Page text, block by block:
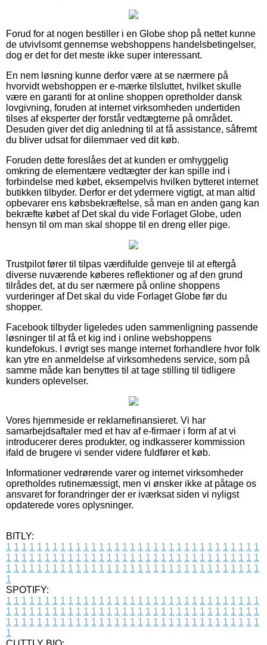
Forud for at nogen bestiller i en Globe shop på nettet kunne
de utvivlsomt gennemse webshoppens handelsbetingelser,
dog er det for det meste ikke super interessant.
En nem løsning kunne derfor være at se nærmere på
hvorvidt webshoppen er e-mærke tilsluttet, hvilket skulle
være en garanti for at online shoppen opretholder dansk
lovgivning, foruden at internet virksomheden undertiden
tilses af eksperter der forstår vedtægterne på området.
Desuden giver det dig anledning til at få assistance, såfremt
du bliver udsat for dilemmaer ved dit køb.
Foruden dette foreslåes det at kunden er omhyggelig
omkring de elementære vedtægter der kan spille ind i
forbindelse med købet, eksempelvis hvilken bytteret internet
butikken tilbyder. Derfor er det ydermere vigtigt, at man altid
opbevarer ens købsbekræftelse, så man en anden gang kan
bekræfte købet af Det skal du vide Forlaget Globe, uden
hensyn til om man skal shoppe til en dreng eller pige.
Trustpilot fører til tilpas værdifulde genveje til at eftergå
diverse nuværende køberes reflektioner og af den grund
tilrådes det, at du ser nærmere på online shoppens
vurderinger af Det skal du vide Forlaget Globe før du
shopper.
Facebook tilbyder ligeledes uden sammenligning passende
løsninger til at få et kig ind i online webshoppens
kundefokus. I øvrigt ses mange internet forhandlere hvor folk
kan ytre en anmeldelse af virksomhedens service, som på
samme måde kan benyttes til at tage stilling til tidligere
kunders oplevelser.
Vores hjemmeside er reklamefinansieret. Vi har
samarbejdsaftaler med et hav af e-firmaer i form af at vi
introducerer deres produkter, og indkasserer kommission
ifald de brugere vi sender videre fuldfører et køb.
Informationer vedrørende varer og internet virksomheder
opretholdes rutinemæssigt, men vi ønsker ikke at påtage os
ansvaret for forandringer der er iværksat siden vi nyligst
opdaterede vores oplysninger.
BITLY:
1 1 1 1 1 1 1 1 1 1 1 1 1 1 1 1 1 1 1 1 1 1 1 1 1 1 1 1 1 1 1 1 1
1 1 1 1 1 1 1 1 1 1 1 1 1 1 1 1 1 1 1 1 1 1 1 1 1 1 1 1 1 1 1 1 1
1 1 1 1 1 1 1 1 1 1 1 1 1 1 1 1 1 1 1 1 1 1 1 1 1 1 1 1 1 1 1 1 1
1
SPOTIFY:
1 1 1 1 1 1 1 1 1 1 1 1 1 1 1 1 1 1 1 1 1 1 1 1 1 1 1 1 1 1 1 1 1
1 1 1 1 1 1 1 1 1 1 1 1 1 1 1 1 1 1 1 1 1 1 1 1 1 1 1 1 1 1 1 1 1
1 1 1 1 1 1 1 1 1 1 1 1 1 1 1 1 1 1 1 1 1 1 1 1 1 1 1 1 1 1 1 1 1
1